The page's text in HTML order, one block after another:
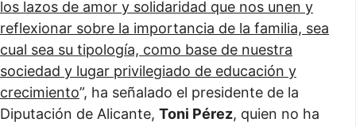
los lazos de amor y solidaridad que nos unen y
reflexionar sobre la importancia de la familia, sea
cual sea su tipología, como base de nuestra
sociedad y lugar privilegiado de educación y
crecimiento”, ha señalado el presidente de la
Diputación de Alicante, Toni Pérez, quien no ha